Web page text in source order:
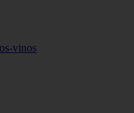
vinos